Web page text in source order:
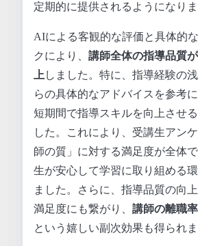
定期的に提供されるようになりま
AIによる客観的な評価と具体的
クにより、 講師全体の指導品質
上 しました。特に、指導経験の
らの具体的なアドバイスを参考に
短期間で指導スキルを向上させ
した。これにより、受講生アン
師の質」に対する満足度が全体
生が安心して学習に取り組める
ました。さらに、指導品質の向
満足度にも繋がり、 講師の離職
という嬉しい副次効果も得られま